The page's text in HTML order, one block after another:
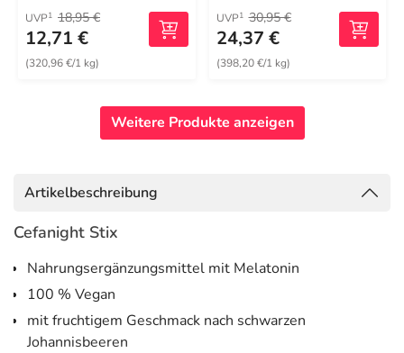
UVP1 18,95 €
12,71 €
(320,96 €/1 kg)
UVP1 30,95 €
24,37 €
(398,20 €/1 kg)
Weitere Produkte anzeigen
Artikelbeschreibung
Cefanight Stix
Nahrungsergänzungsmittel mit Melatonin
100 % Vegan
mit fruchtigem Geschmack nach schwarzen
Johannisbeeren